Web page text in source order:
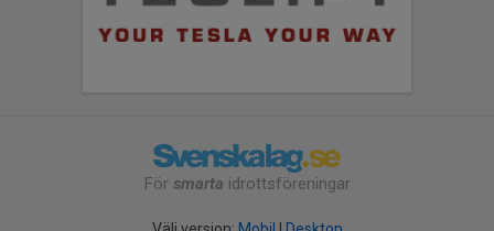
För smarta idrottsföreningar